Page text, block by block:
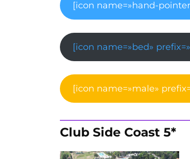
[icon name=»hand-
[icon name=»bed»
[icon name=»male»
Club Side Coast 5*